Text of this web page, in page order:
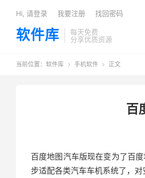
软件库
每天免费
分享优质资源
Hi, 请登录 我要注册 找回密码
当前位置： 软件库  手机软件  正文
百
百度地图汽车版现在变为了百
步适配各类汽车车机系统了，